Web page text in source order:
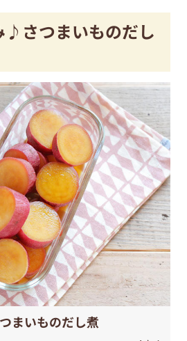
♪さつまいものだし
まいものだし煮